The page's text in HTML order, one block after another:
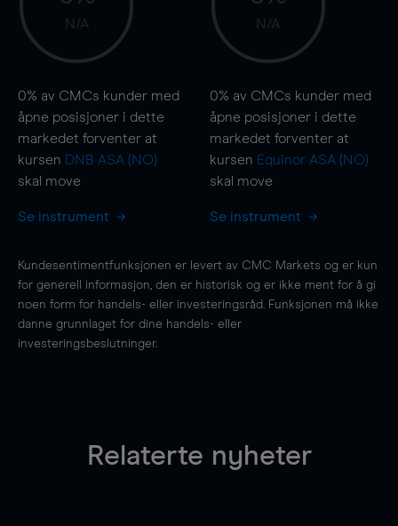
N/A
0% av CMCs kunder med
åpne posisjoner i dette
markedet forventer at
kursen DNB ASA (NO)
skal move
Se instrument
N/A
0% av CMCs kunder med
åpne posisjoner i dette
markedet forventer at
kursen Equinor ASA (NO)
skal move
Se instrument
Kundesentimentfunksjonen er levert av CMC Markets og er kun
for generell informasjon, den er historisk og er ikke ment for å gi
noen form for handels- eller investeringsråd. Funksjonen må ikke
danne grunnlaget for dine handels- eller
investeringsbeslutninger.
Relaterte nyheter